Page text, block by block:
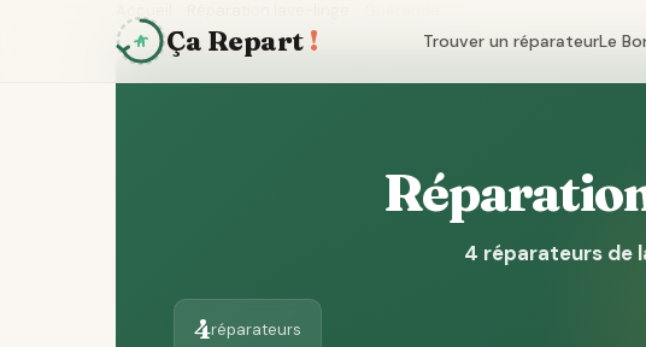
Ça Repart ! Trouver un réparateurLe
4 réparateurs de
4réparateurs